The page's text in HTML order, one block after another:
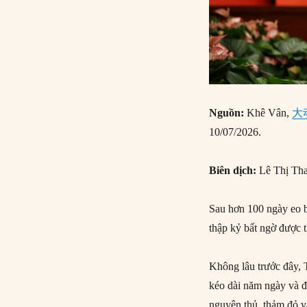
Nguồn:Khê Vân, 大
10/07/2026.
Biên dịch: Lê Thị
Sau hơn 100 ngày eo
thập kỷ bất ngờ được
Không lâu trước đây,
kéo dài năm ngày và